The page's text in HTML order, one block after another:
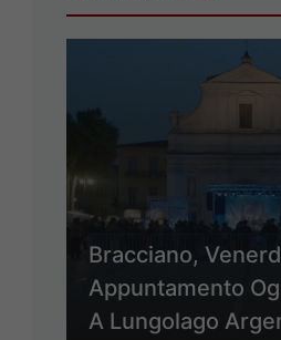
Bracciano,
Appuntamento
A Lungolago